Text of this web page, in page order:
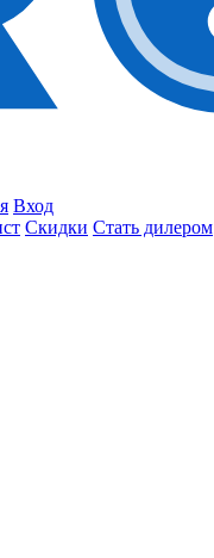
Вход
Скидки Стать дилером